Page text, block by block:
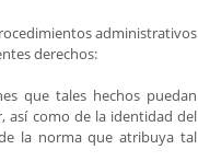
administrativos
derechos:
que tales hechos puedan
así como de la identidad del
la norma que atribuya tal